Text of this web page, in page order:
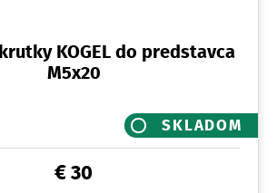
KOGEL do predstavca
M5x20
SKLADOM
€ 30